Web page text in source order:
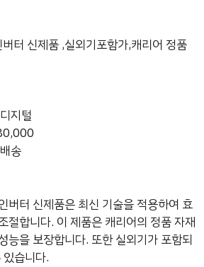
터 신제품 ,실외기포함가,캐리어 정품
지털
송
버터 신제품은 최신 기술을 적용하여 효
절합니다. 이 제품은 캐리어의 정품 자재
능을 보장합니다. 또한 실외기가 포함되
습니다.